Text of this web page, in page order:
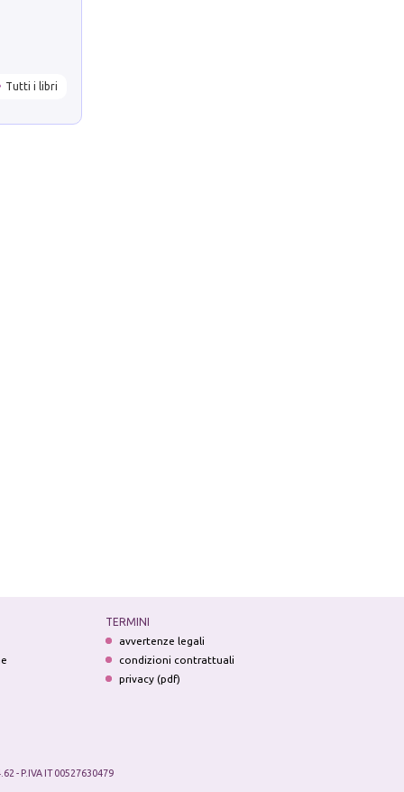
Tutti i libri
TERMINI
avvertenze legali
condizioni contrattuali
privacy (pdf)
- P.IVA IT 00527630479